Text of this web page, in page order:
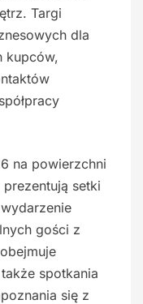
Targi
dla
kupców,
na powierzchni
setki
gości z
spotkania
się z